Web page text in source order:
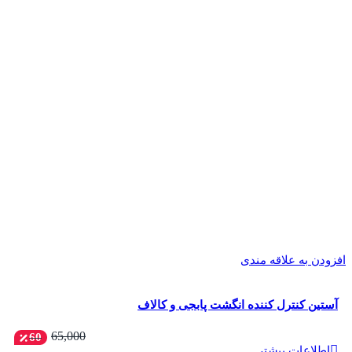
افزودن به علاقه مندی
آستین کنترل کننده انگشت پابجی و کالاف
65,000
60